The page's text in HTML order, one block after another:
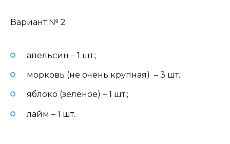
Вариант № 2
апельсин – 1 шт.;
морковь (не очень крупная) – 3 шт.;
яблоко (зеленое) – 1 шт.;
лайм – 1 шт.